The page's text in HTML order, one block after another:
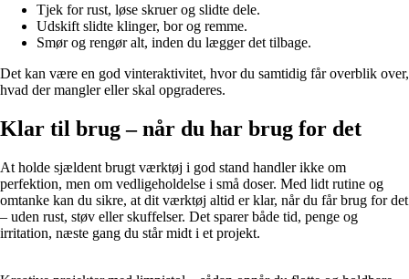
Tjek for rust, løse skruer og slidte dele.
Udskift slidte klinger, bor og remme.
Smør og rengør alt, inden du lægger det tilbage.
Det kan være en god vinteraktivitet, hvor du samtidig får overblik over,
hvad der mangler eller skal opgraderes.
Klar til brug – når du har brug for det
At holde sjældent brugt værktøj i god stand handler ikke om
perfektion, men om vedligeholdelse i små doser. Med lidt rutine og
omtanke kan du sikre, at dit værktøj altid er klar, når du får brug for det
– uden rust, støv eller skuffelser. Det sparer både tid, penge og
irritation, næste gang du står midt i et projekt.